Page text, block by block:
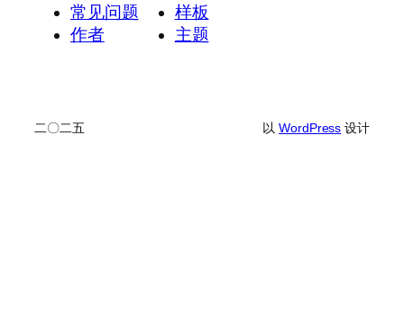
常见问题
作者
样板
主题
二〇二五 以WordPress 设计